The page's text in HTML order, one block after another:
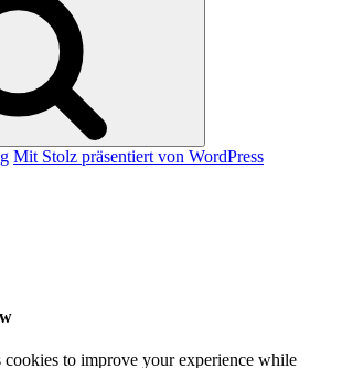
Mit Stolz präsentiert von WordPress
cookies to improve your experience while